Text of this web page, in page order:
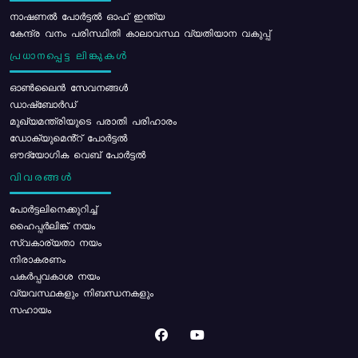
നാഷണൽ പോർട്ടൽ ഓഫ് ഇന്ത്യ
കേന്ദ്ര വനം പരിസ്ഥിതി കാലാവസ്ഥ വ്യതിയാന വകുപ്പ്
പ്രധാനപ്പെട്ട ലിങ്കുകൾ
ഓൺലൈൻ സേവനങ്ങൾ
ഡാഷ്ബോർഡ്
മുഖ്യമന്ത്രിയുടെ പരാതി പരിഹാരം
ഡോക്യുമെൻ്റ് പോർട്ടൽ
ഔദ്യോഗിക വെബ് പോർട്ടൽ
വിവരങ്ങൾ
പോര്‍ട്ടലിനെക്കുറിച്ച്
ഹൈപ്പർലിങ്ക് നയം
സ്വകാര്യതാ നയം
നിരാകരണം
പകർപ്പവകാശ നയം
വ്യവസ്ഥകളും നിബന്ധനകളും
സഹായം